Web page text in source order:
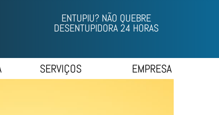
ENTUPIU? NÃO QUEBRE
DESENTUPIDORA 24 HORAS
SERVIÇOS EMPRESA